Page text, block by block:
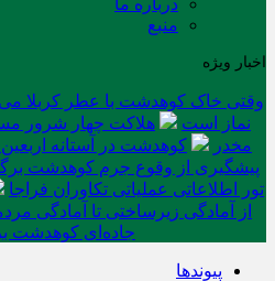
درباره ما
منبع
اخبار ویژه
وقتی خاک کوهدشت با عطر کربلا
نماز است
مخدر
کوهدشت در آستانه
پیشگیری از وقوع جرم کوهدشت
تور اطلاعاتی عملیاتی تکاوران فراجا
از آمادگی زیرساختی تا آمادگی
جاده‌ای کوهدشت
پیوندها